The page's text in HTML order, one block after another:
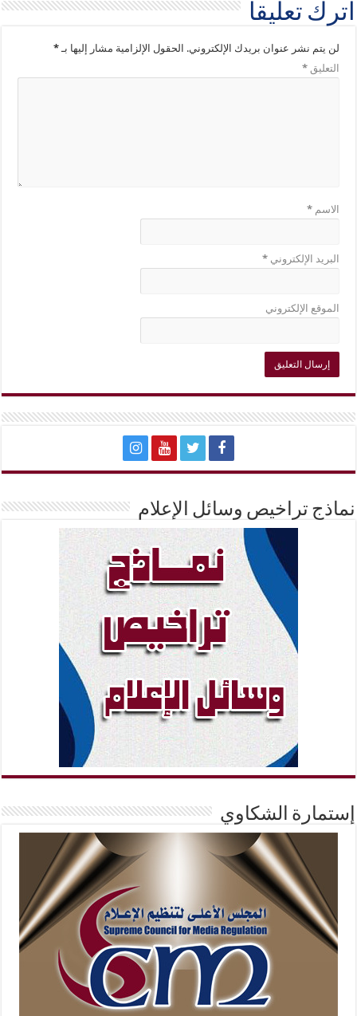
اترك تعليقاً
لن يتم نشر عنوان بريدك الإلكتروني. الحقول الإلزامية مشار إليها بـ*
التعليق*
الاسم*
البريد الإلكتروني*
الموقع الإلكتروني
نماذج تراخيص وسائل الإعلام
إستمارة الشكاوي